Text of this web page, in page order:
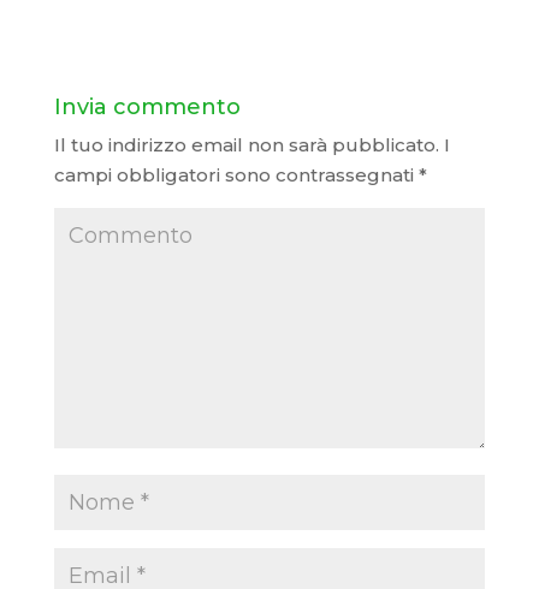
Invia commento
Il tuo indirizzo email non sarà pubblicato. I
campi obbligatori sono contrassegnati *